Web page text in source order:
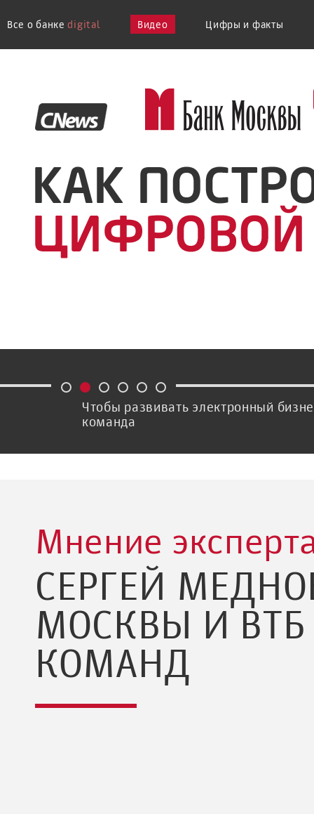
Все о банкеdigital Видео Цифры и факты
Выступление Сергея Меднова на
Мнение
СЕРГЕЙ
МОСКВЫ И
КОМАНД